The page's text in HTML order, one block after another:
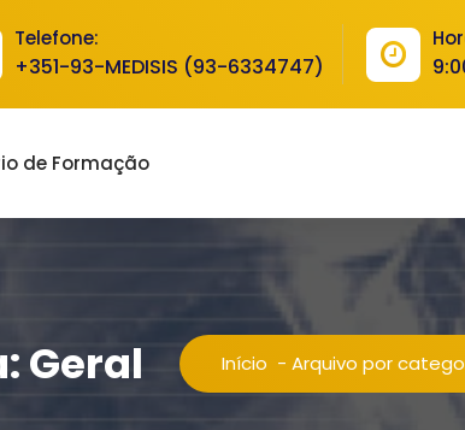
Telefone:
+351-93-MEDISIS (93-6334747)
de Formação
Geral Início - Arquivo por